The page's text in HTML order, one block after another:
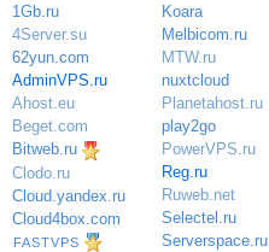
1Gb.ru
4Server.su
62yun.com
AdminVPS.ru
Ahost.eu
Beget.com
Bitweb.ru
Clodo.ru
Cloud.yandex.ru
Cloud4box.com
FASTVPS
Koara
Melbicom.ru
MTW.ru
nuxtcloud
Planetahost.ru
play2go
PowerVPS.ru
Reg.ru
Ruweb.net
Selectel.ru
Serverspace.ru